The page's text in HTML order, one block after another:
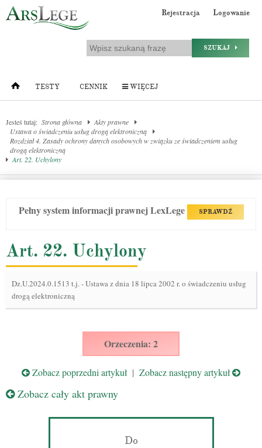
Rejestracja Logowanie
SZUKAJ
TESTY CENNIK WIĘCEJ
Jesteś tutaj: Strona główna
Akty prawne
Ustawa o świadczeniu usług drogą elektroniczną
Rozdział 4. Zasady ochrony danych osobowych w związku ze świadczeniem usług
drogą elektroniczną
Art. 22. Uchylony
Pełny system informacji prawnej LexLege SPRAWDŹ
Art. 22. Uchylony
Dz.U.2024.0.1513 t.j.-Ustawa z dnia 18 lipca 2002 r. o świadczeniu usług
drogą elektroniczną
Orzeczenia: 2
Zobacz poprzedni artykuł | Zobacz następny artykuł
Zobacz cały akt prawny
Do